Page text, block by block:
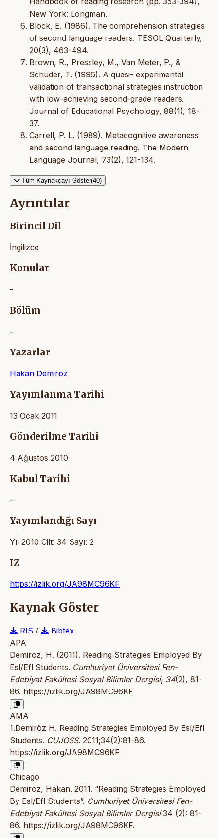
New York: Longman.
Block, E. (1986). The comprehension strategies
of second language readers. TESOL Quarterly,
20(3), 463-494.
Brown, R., Pressley, M., Van Meter, P., &
Schuder, T. (1996). A quasi- experimental
validation of transactional strategies instruction
with low-achieving second-grade readers.
Journal of Educational Psychology, 88(1), 18-
37.
Carrell, P. L. (1989). Metacognitive awareness
and second language reading. The Modern
Language Journal, 73(2), 121-134.
Tüm Kaynakçayı Göster(40)
Ayrıntılar
Birincil Dil
İngilizce
Konular
-
Bölüm
-
Yazarlar
Hakan Demiröz
Yayımlanma Tarihi
13 Ocak 2011
Gönderilme Tarihi
4 Ağustos 2010
Kabul Tarihi
-
Yayımlandığı Sayı
Yıl 2010 Cilt: 34 Sayı: 2
IZ
https://izlik.org/JA98MC96KF
Kaynak Göster
RIS /
Bibtex
APA
Demiröz, H. (2011). Reading Strategies Employed By
Esl/Efl Students. Cumhuriyet Üniversitesi Fen-
Edebiyat Fakültesi Sosyal Bilimler Dergisi, 34(2), 81-
86. https://izlik.org/JA98MC96KF
AMA
1.Demiröz H. Reading Strategies Employed By Esl/Efl
Students. CUJOSS. 2011;34(2):81-86.
https://izlik.org/JA98MC96KF
Chicago
Demiröz, Hakan. 2011. “Reading Strategies Employed
By Esl/Efl Students”. Cumhuriyet Üniversitesi Fen-
Edebiyat Fakültesi Sosyal Bilimler Dergisi34 (2): 81-
86. https://izlik.org/JA98MC96KF.